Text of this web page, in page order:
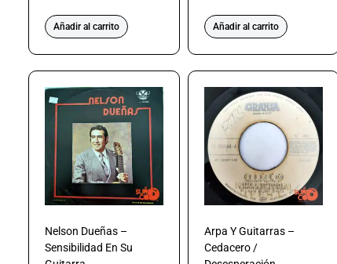
Añadir al carrito Añadir al carrito
Nelson Dueñas –
Sensibilidad En Su
Arpa Y Guitarras –
Cedacero /